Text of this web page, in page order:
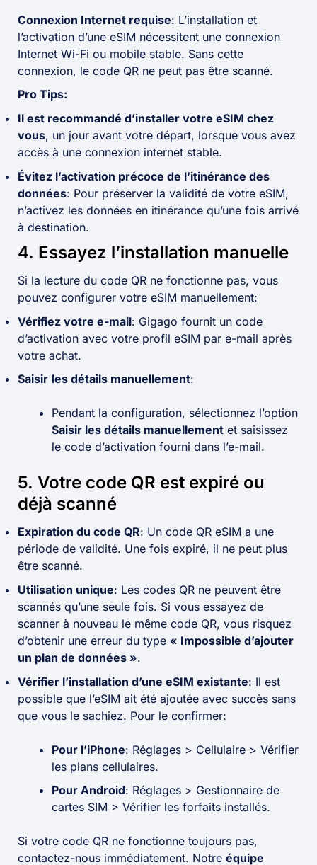
Connexion Internet requise: L’installation et
l’activation d’une eSIM nécessitent une connexion
Internet Wi-Fi ou mobile stable. Sans cette
connexion, le code QR ne peut pas être scanné.
Pro Tips:
Il est recommandé d’installer votre eSIM chez
vous, un jour avant votre départ, lorsque vous avez
accès à une connexion internet stable.
Évitez l’activation précoce de l’itinérance des
données: Pour préserver la validité de votre eSIM,
n’activez les données en itinérance qu’une fois arrivé
à destination.
4. Essayez l’installation manuelle
Si la lecture du code QR ne fonctionne pas, vous
pouvez configurer votre eSIM manuellement:
Vérifiez votre e-mail: Gigago fournit un code
d’activation avec votre profil eSIM par e-mail après
votre achat.
Saisir les détails manuellement:
Pendant la configuration, sélectionnez l’option
Saisir les détails manuellement et saisissez
le code d’activation fourni dans l’e-mail.
5. Votre code QR est expiré ou
déjà scanné
Expiration du code QR: Un code QR eSIM a une
période de validité. Une fois expiré, il ne peut plus
être scanné.
Utilisation unique: Les codes QR ne peuvent être
scannés qu’une seule fois. Si vous essayez de
scanner à nouveau le même code QR, vous risquez
d’obtenir une erreur du type « Impossible d’ajouter
un plan de données ».
Vérifier l’installation d’une eSIM existante: Il est
possible que l’eSIM ait été ajoutée avec succès sans
que vous le sachiez. Pour le confirmer:
Pour l’iPhone: Réglages > Cellulaire > Vérifier
les plans cellulaires.
Pour Android: Réglages > Gestionnaire de
cartes SIM > Vérifier les forfaits installés.
Si votre code QR ne fonctionne toujours pas,
contactez-nous immédiatement. Notre équipe